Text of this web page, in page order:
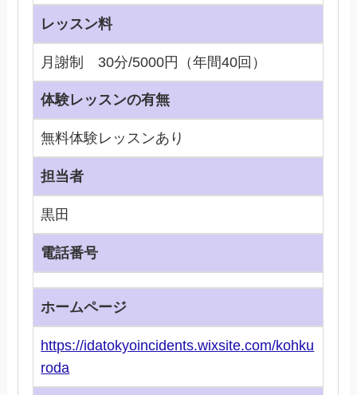
レッスン料
月謝制 30分/5000円（年間40回）
体験レッスンの有無
無料体験レッスンあり
担当者
黒田
電話番号
ホームページ
https://idatokyoincidents.wixsite.com/kohku
roda